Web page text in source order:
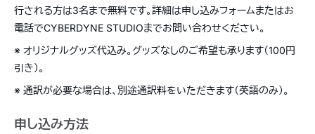
行される方は3名まで無料です。詳細は申し込みフォームまたはお
電話でCYBERDYNE STUDIOまでお問い合わせください。
※ オリジナルグッズ代込み。グッズなしのご希望も承ります（100円
引き）。
※ 通訳が必要な場合は、別途通訳料をいただきます（英語のみ）。
申し込み方法